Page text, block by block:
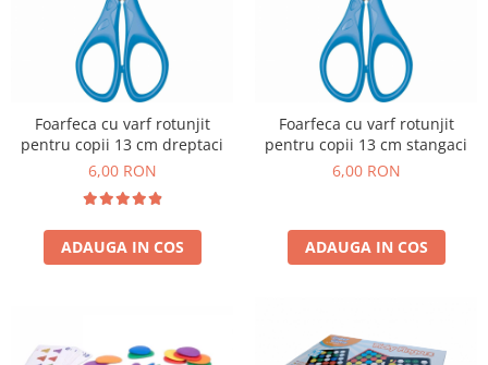
Foarfeca cu varf rotunjit
pentru copii 13 cm dreptaci
6,00 RON
ADAUGA IN COS
Foarfeca cu varf rotunjit
pentru copii 13 cm stangaci
6,00 RON
ADAUGA IN COS